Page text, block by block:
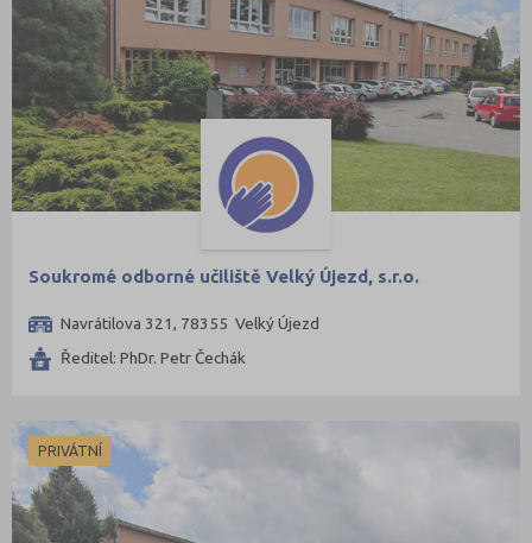
Soukromé odborné učiliště Velký Újezd, s.r.o.
Navrátilova 321, 78355 Velký Újezd
Ředitel: PhDr. Petr Čechák
PRIVÁTNÍ